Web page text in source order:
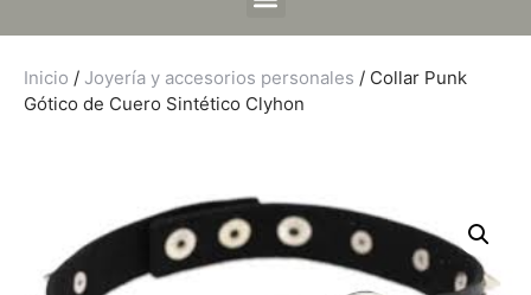
Inicio / Joyería y accesorios personales / Collar Punk
Gótico de Cuero Sintético Clyhon